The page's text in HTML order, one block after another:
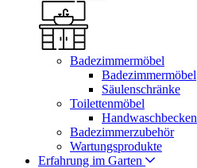
Badezimmermöbel
Badezimmermöbel
Säulenschränke
Toilettenmöbel
Handwaschbecken
Badezimmerzubehör
Wartungsprodukte
Erfahrung im Garten